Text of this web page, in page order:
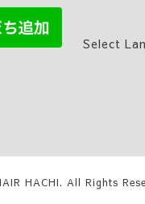
Select
HACHI. All Rights